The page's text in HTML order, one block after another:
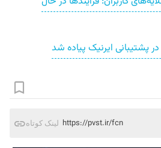
پشتیبانی ایرنیک پیاده شد
لینک کوتاه https://pvst.ir/fcn